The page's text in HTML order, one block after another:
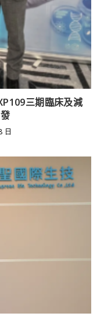
三期臨床及減
日